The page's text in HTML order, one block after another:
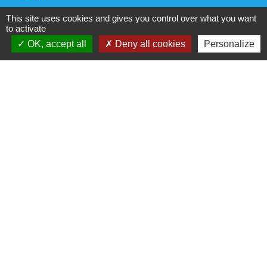
Eaux de Vienne
Jumelages
This site uses cookies and gives you control over what you want
to activate
OK, accept all
Deny all cookies Personalize